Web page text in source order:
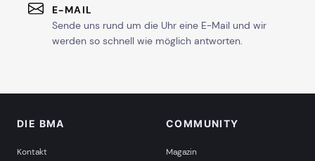
E-MAIL
Sende uns rund um die Uhr eine E-Mail und wir
werden so schnell wie möglich antworten.
DIE BMA
Kontakt
COMMUNITY
Magazin